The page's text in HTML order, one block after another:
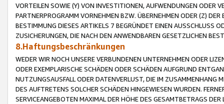
VORTEILEN SOWIE (Y) VON INVESTITIONEN, AUFWENDUNGEN ODER
PARTNERPROGRAMM VORNEHMEN BZW. ÜBERNEHMEN ODER (Z)
BESTIMMUNG DIESES ARTIKELS 7 BEGRÜNDET EINEN AUSSCHLUSS
ZUSICHERUNGEN, DIE NACH DEN ANWENDBAREN GESETZLICHEN
8.Haftungsbeschränkungen
WEDER WIR NOCH UNSERE VERBUNDENEN UNTERNEHMEN ODER
ODER EXEMPLARISCHE SCHÄDEN ODER SCHÄDEN AUFGRUND
NUTZUNGSAUSFALL ODER DATENVERLUST, DIE IM ZUSAMMENHANG
DES AUFTRETENS SOLCHER SCHÄDEN HINGEWIESEN WURDEN.
SERVICEANGEBOTEN MAXIMAL DER HÖHE DES GESAMTBETRAGS